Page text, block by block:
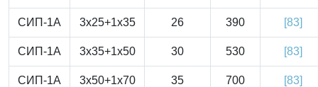
СИП-1А 3x25+1x35 26 390 [83]
СИП-1А 3x35+1x50 30 530 [83]
СИП-1А 3x50+1x70 35 700 [83]